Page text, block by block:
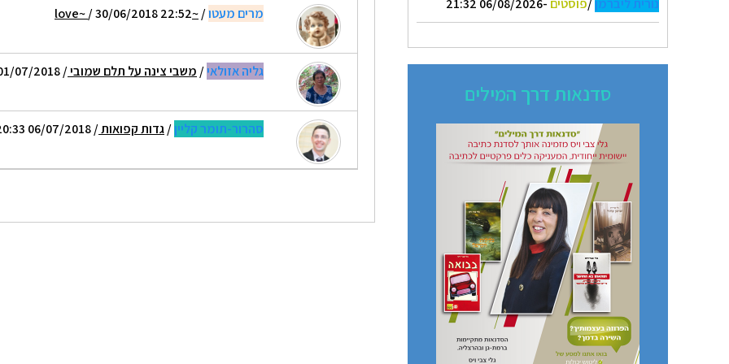
נורית ליברמן/פוסטים -06/08/2026 21:32
סדנאות דרך המילים
מרים מעטו/
~love~
/ 30/06/2018 22:52
גליה אזולאי/משבי צינה על תלם שמובי/ 01/07/2018 11:11
סהרור-תומר קליין/גדות קפואות/ 06/07/2018 20:33